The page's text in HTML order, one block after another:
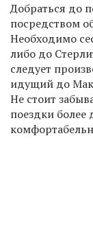
Добраться до
посредством
Необходимо
либо до
следует
идущий до
Не стоит
поездки